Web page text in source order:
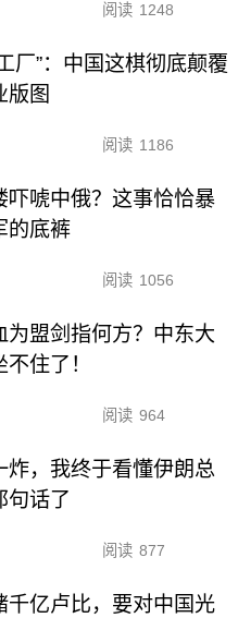
阅读 1248
厂”：中国这棋彻底颠覆
版图
阅读 1186
吓唬中俄？这事恰恰暴
的底裤
阅读 1056
为盟剑指何方？中东大
住了！
阅读 964
炸，我终于看懂伊朗总
句话了
阅读 877
千亿卢比，要对中国光